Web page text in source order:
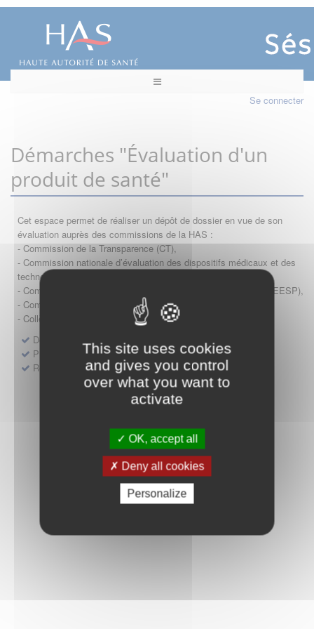
This site uses cookies
and gives you control
over what you want to
activate
OK, accept all
Deny all cookies
Personalize
Se connecter
Démarches "Évaluation d'un
produit de santé"
Cet espace permet de réaliser un dépôt de dossier en vue de son
évaluation auprès des commissions de la HAS :
- Commission de la Transparence (CT),
- Commission nationale d’évaluation des dispositifs médicaux et des
technologies de santé (CNEDiMTS),
- Commission d'évaluation économique et de santé publique (CEESP),
- Commission technique des vaccinations (CTV)
- Collège HAS (Forfait innovation : DM, DM-DIV, actes)
Dépôt d'un dossier pour un produit de santé
Protocoles d'études post-inscription
Rencontres précoces